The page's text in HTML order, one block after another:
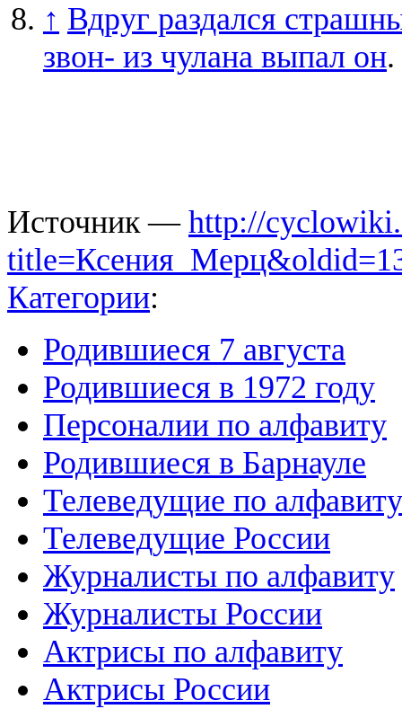
↑ Вдруг раздался
звон- из чулана выпал он.
Источник — http://
Категории:
Родившиеся 7 августа
Родившиеся в 1972 году
Персоналии по алфавиту
Родившиеся в Барнауле
Телеведущие по алфавиту
Телеведущие России
Журналисты по алфавиту
Журналисты России
Актрисы по алфавиту
Актрисы России